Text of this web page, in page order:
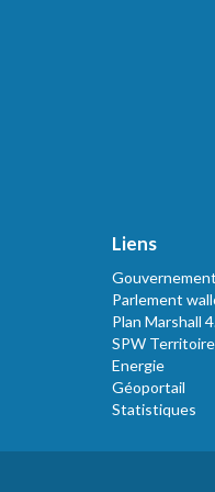
Liens
Parlement
Plan Marshall
SPW
Energie
Géoportail
Statistiques